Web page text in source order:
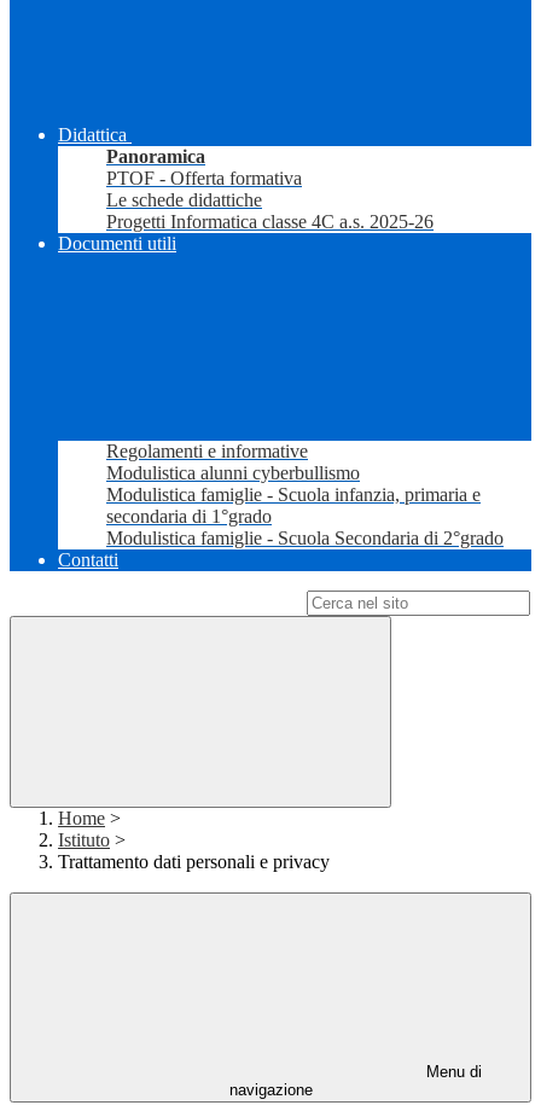
Didattica
Panoramica
PTOF - Offerta formativa
Le schede didattiche
Progetti Informatica classe 4C a.s. 2025-26
Documenti utili
Regolamenti e informative
Modulistica alunni cyberbullismo
Modulistica famiglie - Scuola infanzia, primaria e
secondaria di 1°grado
Modulistica famiglie - Scuola Secondaria di 2°grado
Contatti
Home >
Istituto >
Trattamento dati personali e privacy
Menu di
navigazione